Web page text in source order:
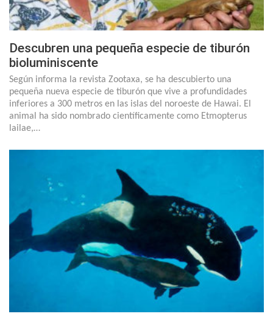
Descubren una pequeña especie de tiburón
bioluminiscente
Según informa la revista Zootaxa, se ha descubierto una
pequeña nueva especie de tiburón que vive a profundidades
inferiores a 300 metros en las islas del noroeste de Hawai. El
animal ha sido nombrado científicamente como Etmopterus
lailae,…